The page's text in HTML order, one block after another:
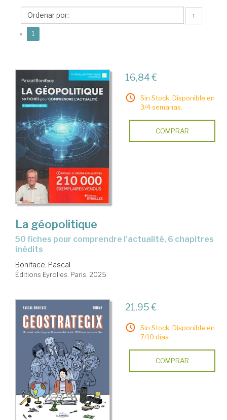
↑
« 1
16,84 €
Sin Stock. Disponible en
3/4 semanas.
COMPRAR
La géopolitique
50 fiches pour comprendre l'actualité, 6 chapitres
inédits
Boniface, Pascal
Éditions Eyrolles. Paris, 2025
21,95 €
Sin Stock. Disponible en
7/10 días.
COMPRAR